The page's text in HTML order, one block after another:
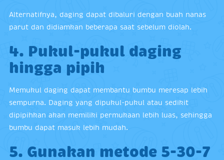
Alternatifnya, daging dapat dibaluri dengan buah nanas
parut dan didiamkan beberapa saat sebelum diolah.
4. Pukul-pukul daging
hingga pipih
Memukul daging dapat membantu bumbu meresap lebih
sempurna. Daging yang dipukul-pukul atau sedikit
dipipihkan akan memiliki permukaan lebih luas, sehingga
bumbu dapat masuk lebih mudah.
5. Gunakan metode 5-30-7